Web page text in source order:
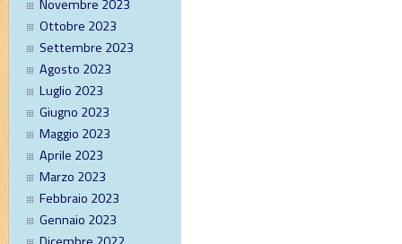
Novembre 2023
Ottobre 2023
Settembre 2023
Agosto 2023
Luglio 2023
Giugno 2023
Maggio 2023
Aprile 2023
Marzo 2023
Febbraio 2023
Gennaio 2023